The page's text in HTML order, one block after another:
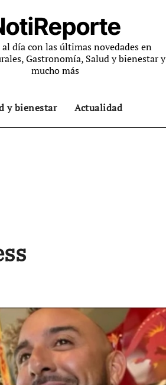
día con las últimas novedades en
Gastronomía, Salud y bienestar y
mucho más
y bienestar Actualidad